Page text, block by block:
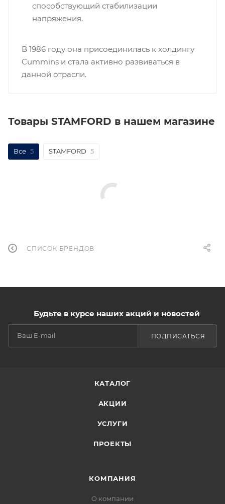
способствующий стабилизации
напряжения.
В 1986 году она присоединилась к холдингу
Cummins и стала активно развиваться в
данной отрасли.
Товары STAMFORD в нашем магазине
Все 5 STAMFORD 5
СПИСОК БРЕНДОВ
Будьте в курсе наших акций и новостей
ПОДПИСАТЬСЯ
КАТАЛОГ
АКЦИИ
УСЛУГИ
ПРОЕКТЫ
КОМПАНИЯ
О компании